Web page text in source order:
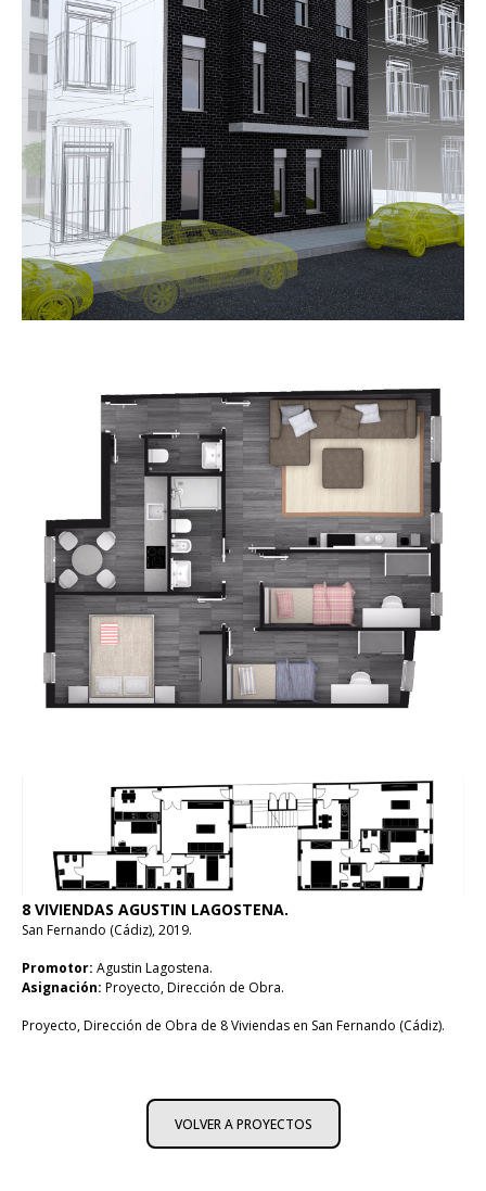
8 VIVIENDAS AGUSTIN LAGOSTENA.
San Fernando (Cádiz), 2019.
Promotor: Agustin Lagostena.
Asignación: Proyecto, Dirección de Obra.
Proyecto, Dirección de Obra de 8 Viviendas en San Fernando (Cádiz).
VOLVER A PROYECTOS